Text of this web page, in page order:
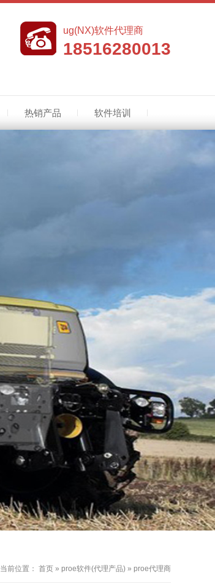
ug(NX)软件代理商
18516280013
热销产品 软件培训
当前位置： 首页 » proe软件(代理产品) » proe代理商